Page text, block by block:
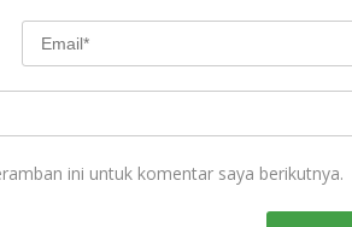
ini untuk komentar saya berikutnya.